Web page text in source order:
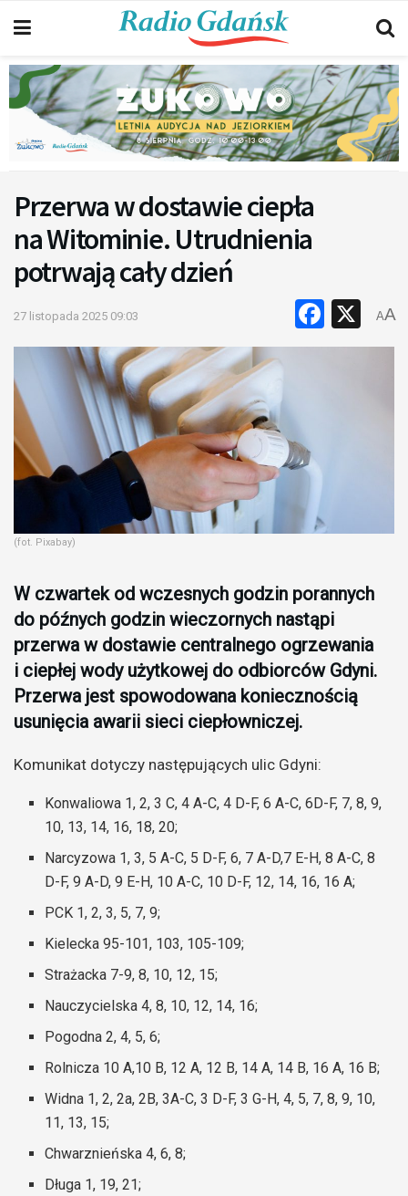
Przerwa w dostawie ciepła
na Witominie. Utrudnienia
potrwają cały dzień
27 listopada 2025 09:03 X
AA
(fot. Pixabay)
W czwartek od wczesnych godzin porannych
do późnych godzin wieczornych nastąpi
przerwa w dostawie centralnego ogrzewania
i ciepłej wody użytkowej do odbiorców Gdyni.
Przerwa jest spowodowana koniecznością
usunięcia awarii sieci ciepłowniczej.
Komunikat dotyczy następujących ulic Gdyni:
Konwaliowa 1, 2, 3 C, 4 A-C, 4 D-F, 6 A-C, 6D-F, 7, 8, 9,
10, 13, 14, 16, 18, 20;
Narcyzowa 1, 3, 5 A-C, 5 D-F, 6, 7 A-D,7 E-H, 8 A-C, 8
D-F, 9 A-D, 9 E-H, 10 A-C, 10 D-F, 12, 14, 16, 16 A;
PCK 1, 2, 3, 5, 7, 9;
Kielecka 95-101, 103, 105-109;
Strażacka 7-9, 8, 10, 12, 15;
Nauczycielska 4, 8, 10, 12, 14, 16;
Pogodna 2, 4, 5, 6;
Rolnicza 10 A,10 B, 12 A, 12 B, 14 A, 14 B, 16 A, 16 B;
Widna 1, 2, 2a, 2B, 3A-C, 3 D-F, 3 G-H, 4, 5, 7, 8, 9, 10,
11, 13, 15;
Chwarznieńska 4, 6, 8;
Długa 1, 19, 21;